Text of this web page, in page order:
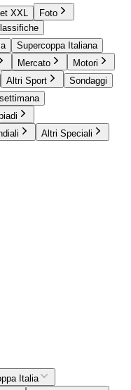
XXL
Foto
Supercoppa Italiana
Mercato
Motori
Altri Sport
Sondaggi
Altri Speciali
Italia